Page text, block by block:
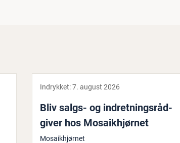
Indrykket:7. august 2026
Bliv salgs- og in­dret­nings­rå­d­
gi­ver hos Mosaik­hjør­net
Mosaikhjørnet